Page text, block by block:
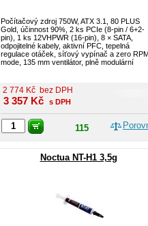
Počítačový zdroj 750W, ATX 3.1, 80 PLUS
Gold, účinnost 90%, 2 ks PCIe (8-pin / 6+2-
pin), 1 ks 12VHPWR (16-pin), 8 × SATA,
odpojitelné kabely, aktivní PFC, tepelná
regulace otáček, síťový vypínač a zero
mode, 135 mm ventilátor, plně modulární
2 774 Kč bez DPH
3 357 Kč s DPH
115
Noctua NT-H1 3,5g